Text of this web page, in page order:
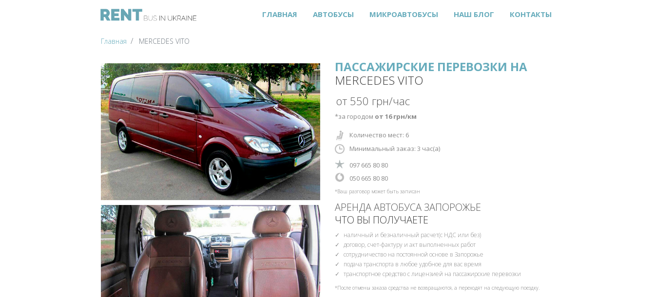
ГЛАВНАЯ АВТОБУСЫ МИКРОАВТОБУСЫ НАШ БЛОГ КОНТАКТЫ
Главная MERCEDES VITO
ПАССАЖИРСКИЕ ПЕРЕВОЗКИ НА
MERCEDES VITO
от 550 грн/час
*за городом от 16 грн/км
Количество мест: 6
Минимальный заказ: 3 час(а)
‎097 665 80 80
‎‎050 665 80 80
*Ваш разговор может быть записан
АРЕНДА АВТОБУСА ЗАПОРОЖЬЕ
ЧТО ВЫ ПОЛУЧАЕТЕ
наличный и безналичный расчет(с НДС или без)
договор, счет-фактуру и акт выполненных работ
сотрудничество на постоянной основе в Запорожье
подача транспорта в любое удобное для вас время
транспортное средство с лицензией на пассажирские перевозки
*После отмены заказа средства не возвращаются, а переходят на следующую поездку.